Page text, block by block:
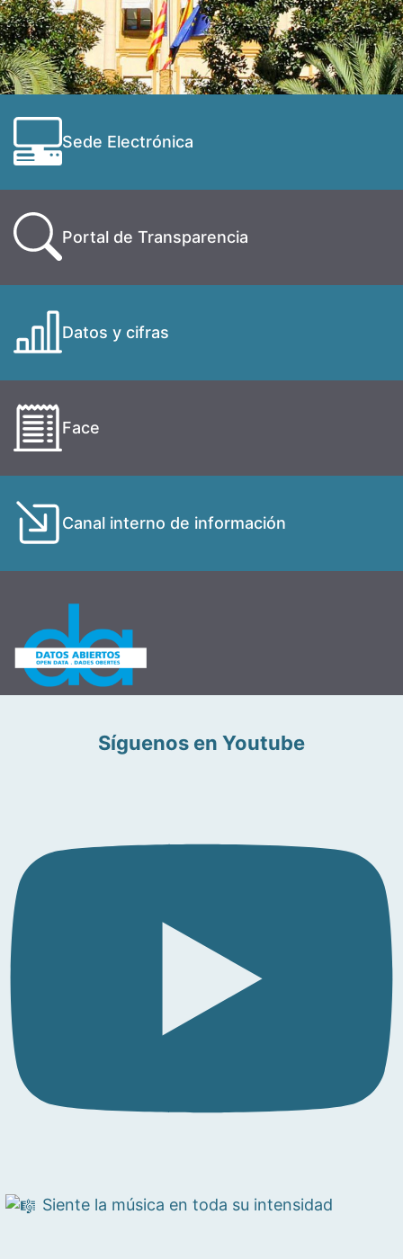
Sede Electrónica
Portal de Transparencia
Datos y cifras
Face
Canal interno de información
Síguenos en Youtube
Siente la música en toda su intensidad